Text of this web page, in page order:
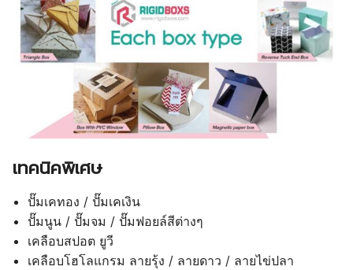
เทคนิคพิเศษ
ปั๊มเคทอง / ปั๊มเคเงิน
ปั๊มนูน / ปั๊มจม / ปั๊มฟอยล์สีต่างๆ
เคลือบสปอต ยูวี
เคลือบโฮโลแกรม ลายรุ้ง / ลายดาว / ลายไข่ปลา